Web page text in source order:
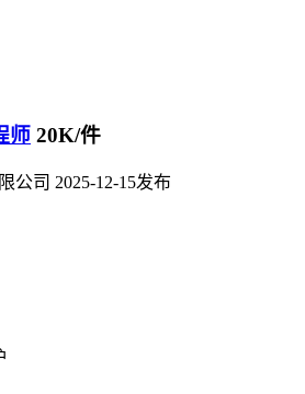
师 20K/件
公司 2025-12-15发布